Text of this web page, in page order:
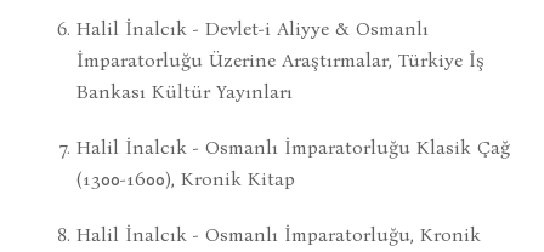
Halil İnalcık - Devlet-i Aliyye & Osmanlı
İmparatorluğu Üzerine Araştırmalar, Türkiye İş
Bankası Kültür Yayınları
Halil İnalcık - Osmanlı İmparatorluğu Klasik Çağ
(1300-1600), Kronik Kitap
Halil İnalcık - Osmanlı İmparatorluğu, Kronik